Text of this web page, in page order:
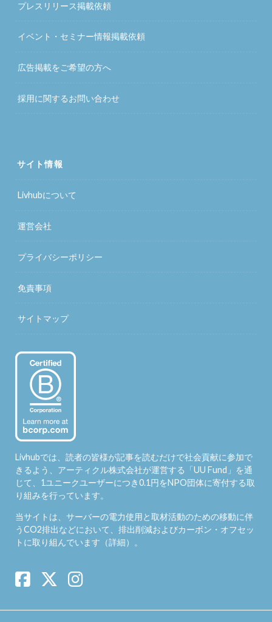
プレスリリース掲載依頼
イベント・セミナー情報掲載依頼
広告掲載をご希望の方へ
採用に関するお問い合わせ
サイト情報
Livhubについて
運営会社
プライバシーポリシー
免責事項
サイトマップ
Livhubでは、読者の皆様が記事を読むだけで社会貢献に参加で
きるよう、アーティクル株式会社が運営する「UU Fund 」を通
じて、1ユニークユーザーにつき0.1円をNPO団体に寄付する取
り組みを行っています。
当サイトは、サーバーの電力使用と取材活動のための移動に伴
うCO2排出などにおいて、排出削減およびカーボン・オフセッ
トに取り組んでいます（詳細）。